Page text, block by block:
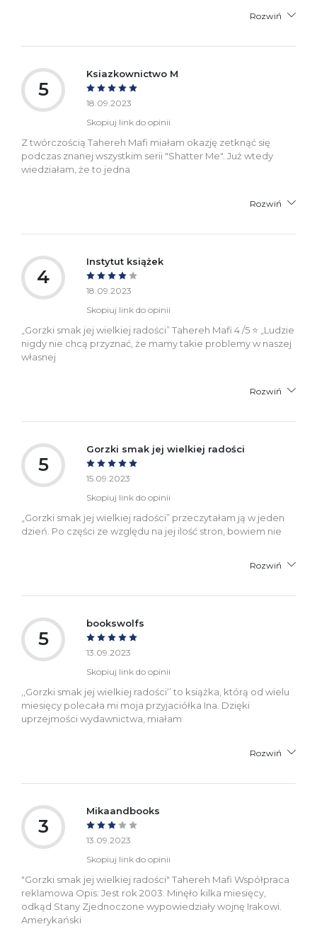
Rozwiń
5
Ksiazkownictwo M
18.09.2023
Skopiuj link do opinii
Z twórczością Tahereh Mafi miałam okazję zetknąć się
podczas znanej wszystkim serii "Shatter Me". Już wtedy
wiedziałam, że to jedna
Rozwiń
4
Instytut książek
18.09.2023
Skopiuj link do opinii
„Gorzki smak jej wielkiej radości” Tahereh Mafi 4 /5 ⭐️ „Ludzie
nigdy nie chcą przyznać, że mamy takie problemy w naszej
własnej
Rozwiń
5
Gorzki smak jej wielkiej radości
15.09.2023
Skopiuj link do opinii
„Gorzki smak jej wielkiej radości” przeczytałam ją w jeden
dzień. Po części ze względu na jej ilość stron, bowiem nie
Rozwiń
5
bookswolfs
13.09.2023
Skopiuj link do opinii
,,Gorzki smak jej wielkiej radości‘’ to książka, którą od wielu
miesięcy polecała mi moja przyjaciółka Ina. Dzięki
uprzejmości wydawnictwa, miałam
Rozwiń
3
Mikaandbooks
13.09.2023
Skopiuj link do opinii
"Gorzki smak jej wielkiej radości" Tahereh Mafi Współpraca
reklamowa Opis: Jest rok 2003. Minęło kilka miesięcy,
odkąd Stany Zjednoczone wypowiedziały wojnę Irakowi.
Amerykański